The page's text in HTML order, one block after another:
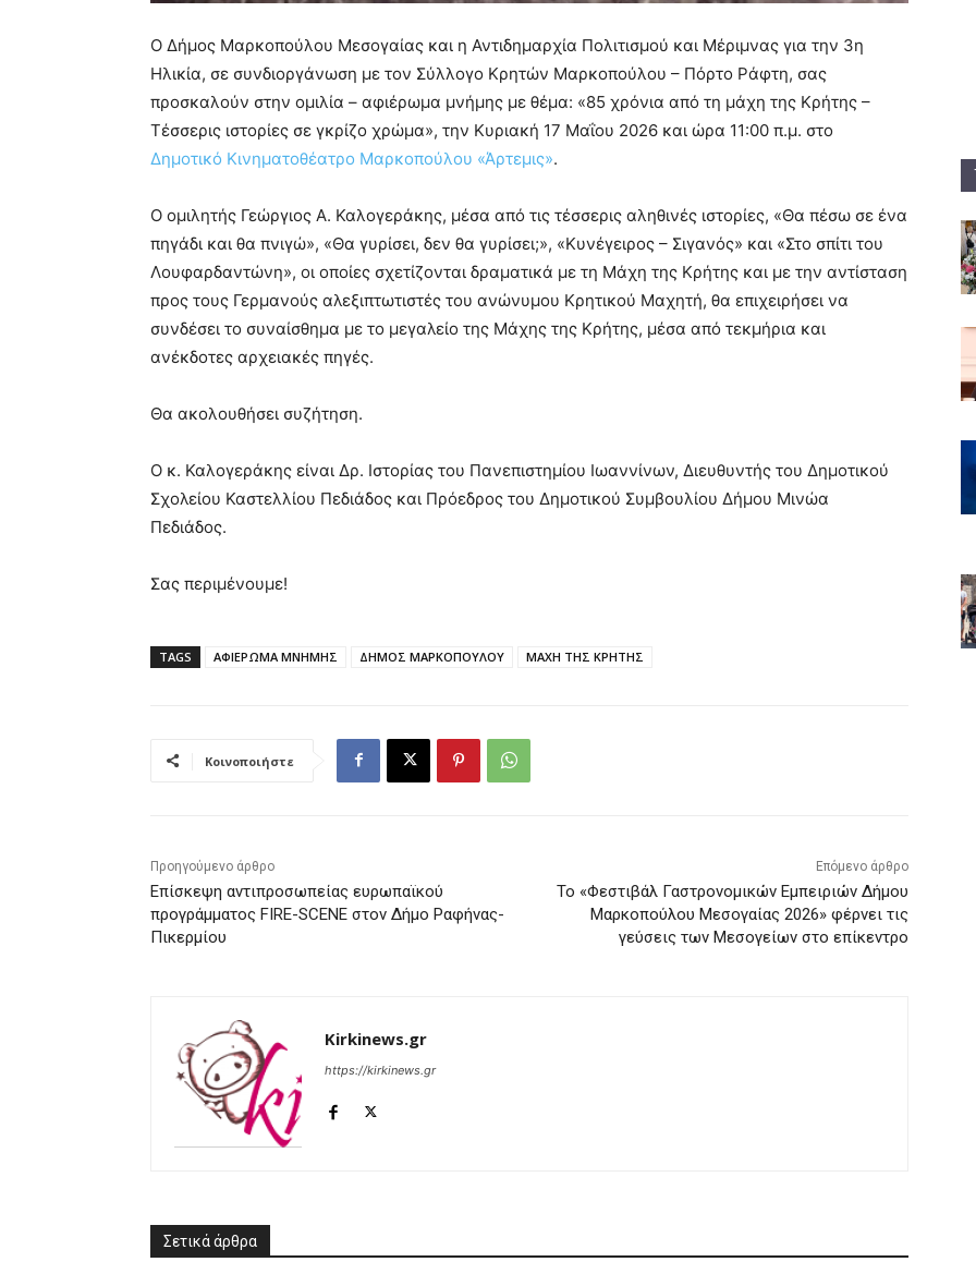
Ο Δήμος Μαρκοπούλου Μεσογαίας και η Αντιδημαρχία Πολιτισμού και Μέριμνας για την 3η
Ηλικία, σε συνδιοργάνωση με τον Σύλλογο Κρητών Μαρκοπούλου – Πόρτο Ράφτη, σας
προσκαλούν στην ομιλία – αφιέρωμα μνήμης με θέμα: «85 χρόνια από τη μάχη της Κρήτης –
Τέσσερις ιστορίες σε γκρίζο χρώμα», την Κυριακή 17 Μαΐου 2026 και ώρα 11:00 π.μ. στο
Δημοτικό Κινηματοθέατρο Μαρκοπούλου «Άρτεμις».
Ο ομιλητής Γεώργιος Α. Καλογεράκης, μέσα από τις τέσσερις αληθινές ιστορίες, «Θα πέσω σε ένα
πηγάδι και θα πνιγώ», «Θα γυρίσει, δεν θα γυρίσει;», «Κυνέγειρος – Σιγανός» και «Στο σπίτι του
Λουφαρδαντώνη», οι οποίες σχετίζονται δραματικά με τη Μάχη της Κρήτης και με την αντίσταση
προς τους Γερμανούς αλεξιπτωτιστές του ανώνυμου Κρητικού Μαχητή, θα επιχειρήσει να
συνδέσει το συναίσθημα με το μεγαλείο της Μάχης της Κρήτης, μέσα από τεκμήρια και
ανέκδοτες αρχειακές πηγές.
Θα ακολουθήσει συζήτηση.
Ο κ. Καλογεράκης είναι Δρ. Ιστορίας του Πανεπιστημίου Ιωαννίνων, Διευθυντής του Δημοτικού
Σχολείου Καστελλίου Πεδιάδος και Πρόεδρος του Δημοτικού Συμβουλίου Δήμου Μινώα
Πεδιάδος.
Σας περιμένουμε!
TAGS ΑΦΙΕΡΩΜΑ ΜΝΗΜΗΣ ΔΗΜΟΣ ΜΑΡΚΟΠΟΥΛΟΥ ΜΑΧΗ ΤΗΣ ΚΡΗΤΗΣ
Κοινοποιήστε
Προηγούμενο άρθρο
Επίσκεψη αντιπροσωπείας ευρωπαϊκού
προγράμματος FIRE-SCENE στον Δήμο Ραφήνας-
Πικερμίου
Επόμενο άρθρο
Το «Φεστιβάλ Γαστρονομικών Εμπειριών Δήμου
Μαρκοπούλου Μεσογαίας 2026» φέρνει τις
γεύσεις των Μεσογείων στο επίκεντρο
Kirkinews.gr
https://kirkinews.gr
Σετικά άρθρα